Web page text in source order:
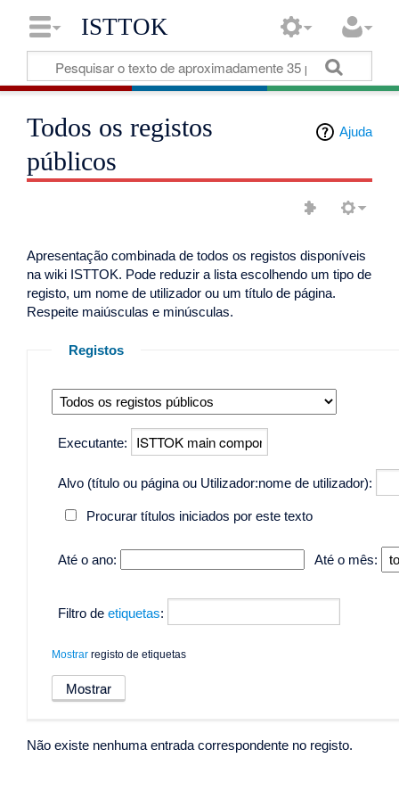
ISTTOK
Ajuda
Todos os registos
públicos
Apresentação combinada de todos os registos disponíveis
na wiki ISTTOK. Pode reduzir a lista escolhendo um tipo de
registo, um nome de utilizador ou um título de página.
Respeite maiúsculas e minúsculas.
Registos
Executante:
Alvo (título ou página ou Utilizador:nome de utilizador):
Procurar títulos iniciados por este texto
Até o ano: Até o mês:
Filtro de etiquetas:
Mostrarregisto de etiquetas
Não existe nenhuma entrada correspondente no registo.